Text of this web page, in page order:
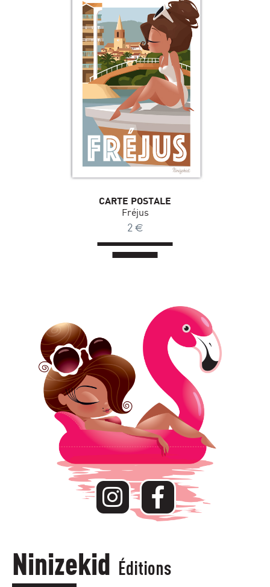
CARTE POSTALE
Fréjus
2 €
Ninizekid Éditions